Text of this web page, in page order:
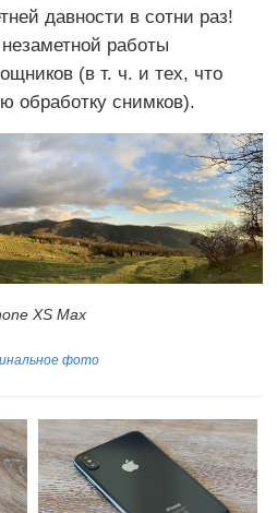
давности в сотни раз!
работы
(в т. ч. и тех, что
обработку снимков).
XS Max
фото